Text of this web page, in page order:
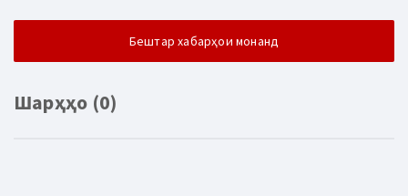
Бештар хабарҳои монанд
Шарҳҳо (0)